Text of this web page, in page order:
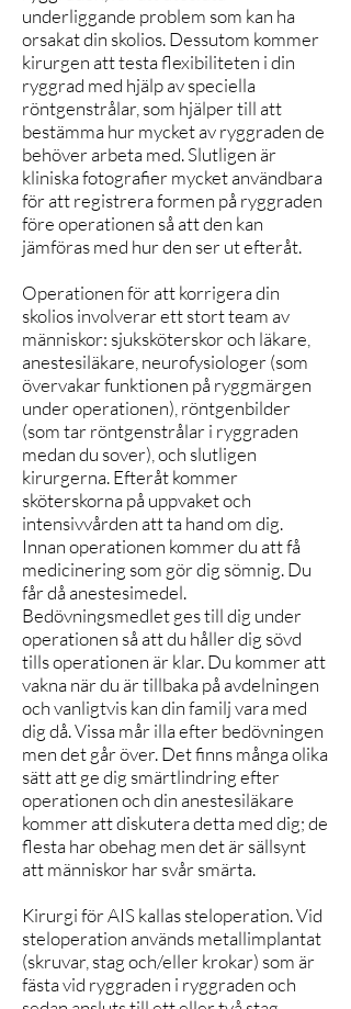
underliggande problem som kan ha
orsakat din skolios. Dessutom kommer
kirurgen att testa flexibiliteten i din
ryggrad med hjälp av speciella
röntgenstrålar, som hjälper till att
bestämma hur mycket av ryggraden de
behöver arbeta med. Slutligen är
kliniska fotografier mycket användbara
för att registrera formen på ryggraden
före operationen så att den kan
jämföras med hur den ser ut efteråt.
Operationen för att korrigera din
skolios involverar ett stort team av
människor: sjuksköterskor och läkare,
anestesiläkare, neurofysiologer (som
övervakar funktionen på ryggmärgen
under operationen), röntgenbilder
(som tar röntgenstrålar i ryggraden
medan du sover), och slutligen
kirurgerna. Efteråt kommer
sköterskorna på uppvaket och
intensivvården att ta hand om dig.
Innan operationen kommer du att få
medicinering som gör dig sömnig. Du
får då anestesimedel.
Bedövningsmedlet ges till dig under
operationen så att du håller dig sövd
tills operationen är klar. Du kommer att
vakna när du är tillbaka på avdelningen
och vanligtvis kan din familj vara med
dig då. Vissa mår illa efter bedövningen
men det går över. Det finns många olika
sätt att ge dig smärtlindring efter
operationen och din anestesiläkare
kommer att diskutera detta med dig; de
flesta har obehag men det är sällsynt
att människor har svår smärta.
Kirurgi för AIS kallas steloperation. Vid
steloperation används metallimplantat
(skruvar, stag och/eller krokar) som är
fästa vid ryggraden i ryggraden och